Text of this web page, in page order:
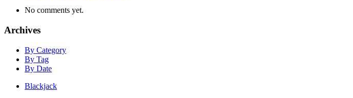
No comments yet.
Archives
By Category
By Tag
By Date
Blackjack